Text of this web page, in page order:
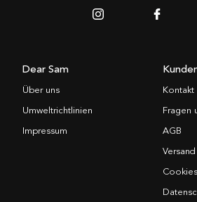
Dear Sam
Über uns
Umweltrichtlinien
Impressum
Kontakt
Fragen
AGB
Cookies